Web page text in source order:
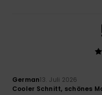
German13. Juli 2026
Cooler Schnitt, schönes